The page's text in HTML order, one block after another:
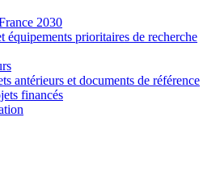
2030
équipements prioritaires de recherche
antérieurs et documents de référence
financés